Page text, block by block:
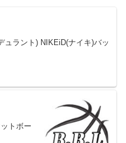
ナイキ)バッ
トボー